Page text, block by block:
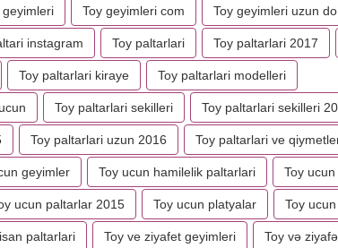
geyimleri Toy geyimleri com Toy geyimleri uzun
instagram Toy paltarlari Toy paltarlari 2017
Toy paltarlari kiraye Toy paltarlari modelleri
Toy paltarlari sekilleri Toy paltarlari sekilleri
Toy paltarlari uzun 2016 Toy paltarlari ve
geyimler Toy ucun hamilelik paltarlari Toy
ucun paltarlar 2015 Toy ucun platyalar Toy
paltarlari Toy ve ziyafet geyimleri Toy və